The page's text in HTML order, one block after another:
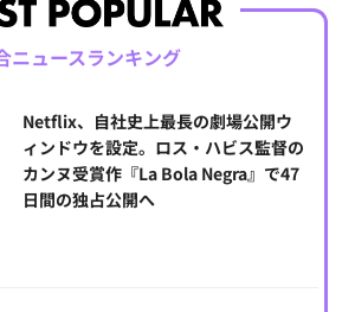
ニュースランキング
Netflix、自社史上最長の劇場公開ウ
ィンドウを設定。ロス・ハビス監督の
カンヌ受賞作『La Bola Negra』で47
日間の独占公開へ